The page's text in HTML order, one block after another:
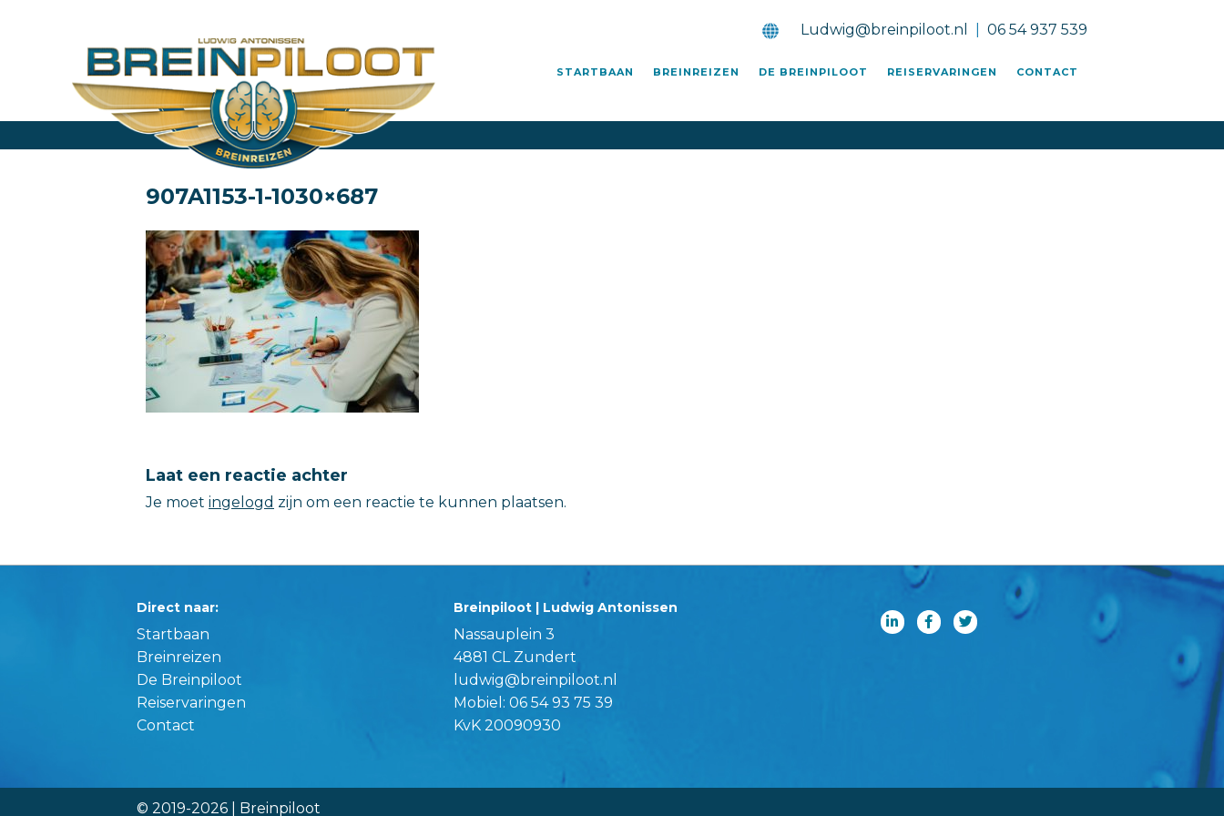
Ludwig@breinpiloot.nl 06 54 937 539
STARTBAAN BREINREIZEN DE BREINPILOOT REISERVARINGEN CONTACT
907A1153-1-1030×687
Laat een reactie achter
Je moet ingelogd zijn om een reactie te kunnen plaatsen.
Direct naar:
Startbaan
Breinreizen
De Breinpiloot
Reiservaringen
Contact
Breinpiloot | Ludwig Antonissen
Nassauplein 3
4881 CL Zundert
ludwig@breinpiloot.nl
Mobiel: 06 54 93 75 39
KvK 20090930
© 2019-2026 | Breinpiloot